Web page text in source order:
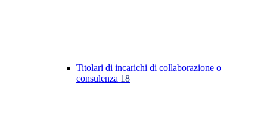
Titolari di incarichi di collaborazione o
consulenza 18